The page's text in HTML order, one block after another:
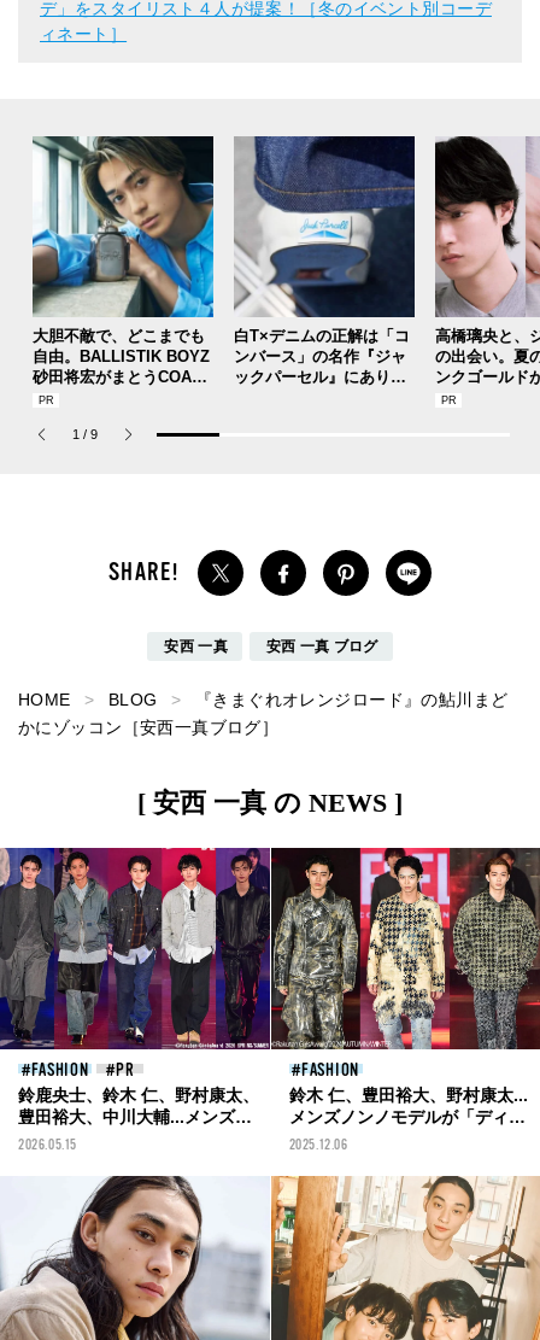
デ」をスタイリスト４人が提案！［冬のイベント別コーデ
ィネート］
大胆不敵で、どこまでも
自由。BALLISTIK BOYZ
砂田将宏がまとうCOACH
の新作フレグランス「コ
パルファム」
白T×デニムの正解は「コ
ンバース」の名作『ジャ
ックパーセル』にあり！
高橋璃央と、
の出会い。夏
ンクゴールド
SUMMER
1 / 9
安西 一真 安西 一真 ブログ
HOME BLOG
『きまぐれオレンジロード』の鮎川まど
かにゾッコン［安西一真ブログ］
[ 安西 一真 の NEWS ]
FASHION
鈴鹿央士、鈴木 仁、野村康太、
豊田裕大、中川大輔...メンズノ
ンノモデルが「ビームス」の新
［Rakuten GirlsAward 2026
SPRING/SUMMERレポート］
2026.05.15
FASHION
鈴木 仁、豊田裕大、野村康太...
メンズノンノモデルが「ディー
ゼル」の新作をランウェイで披
2025 AUTUMN/WINTERレポー
ト
2025.12.06